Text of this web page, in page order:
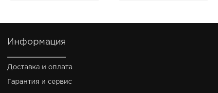
Информация
Доставка и оплата
Гарантия и сервис